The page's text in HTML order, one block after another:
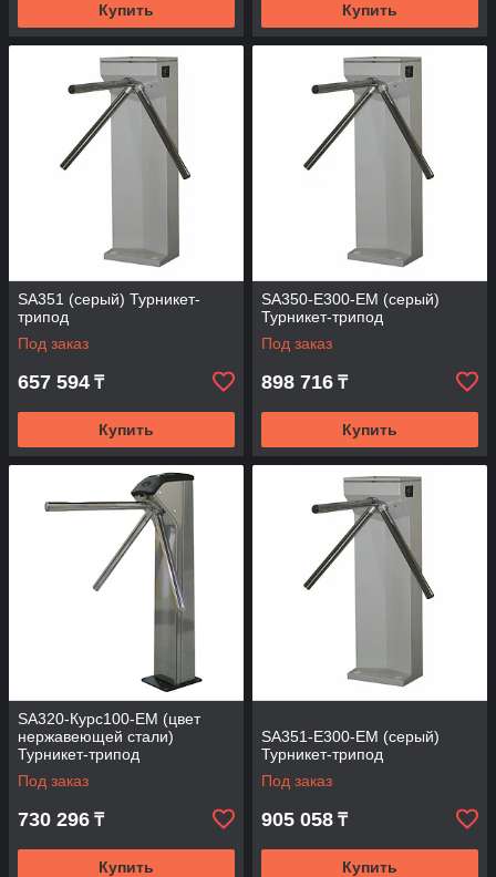
Купить Купить
SA351 (серый) Турникет-
трипод
Под заказ
657 594 ₸
Купить
SA350-E300-EM (серый)
Турникет-трипод
Под заказ
898 716 ₸
Купить
SA320-Курс100-EM (цвет
нержавеющей стали)
Турникет-трипод
Под заказ
730 296 ₸
Купить
SA351-E300-EM (серый)
Турникет-трипод
Под заказ
905 058 ₸
Купить